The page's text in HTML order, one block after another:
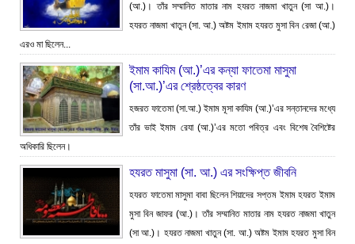
(আ.)। তাঁর সম্মানিত মাতার নাম হযরত নাজমা খাতুন (সা আ.)।
হযরত নাজমা খাতুন (সা. আ.) অষ্টম ইমাম হযরত মুসা বিন রেজা (আ.)
এরও মা ছিলেন...
ইমাম কাযিম (আ.)’এর কন্যা ফাতেমা মাসুমা
(সা.আ.)’এর শ্রেষ্ঠত্বের কারণ
হজরত ফাতেমা (সা.আ.) ইমাম মূসা কাযিম (আ.)’এর সন্তানদের মধ্যে
তাঁর ভাই ইমাম রেযা (আ.)’এর মতো পবিত্র এবং বিশেষ বৈশিষ্টের
অধিকারি ছিলেন।
হযরত মাসুমা (সা. আ.) এর সংক্ষিপ্ত জীবনি
হযরত ফাতেমা মাসুমা বাবা ছিলেন শিয়াদের সপ্তম ইমাম হযরত ইমাম
মুসা বিন জাফর (আ.)। তাঁর সম্মানিত মাতার নাম হযরত নাজমা খাতুন
(সা আ.)। হযরত নাজমা খাতুন (সা. আ.) অষ্টম ইমাম হযরত মুসা বিন